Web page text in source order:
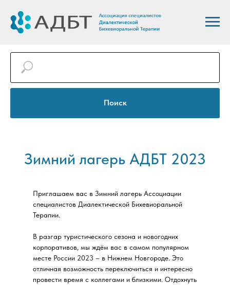
Поиск
Зимний лагерь АДБТ 2023
Приглашаем вас в Зимний лагерь Ассоциации
специалистов Диалектической Бихевиоральной
Терапии.
В разгар туристического сезона и новогодних
корпоративов, мы ждём вас в самом популярном
месте России 2023 – в Нижнем Новгороде. Это
отличная возможность переключиться и интересно
провести время с коллегами и близкими. Отдохнуть